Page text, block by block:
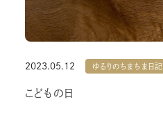
2023.05.12 ゆるりのちまちま日記
こどもの日